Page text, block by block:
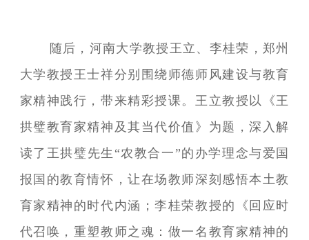
随后，河南大学教授王立、李桂荣，郑州
大学教授王士祥分别围绕师德师风建设与教育
家精神践行，带来精彩授课。王立教授以《王
拱璧教育家精神及其当代价值》为题，深入解
读了王拱璧先生“农教合一”的办学理念与爱国
报国的教育情怀，让在场教师深刻感悟本土教
育家精神的时代内涵；李桂荣教授的《回应时
代召唤，重塑教师之魂：做一名教育家精神的